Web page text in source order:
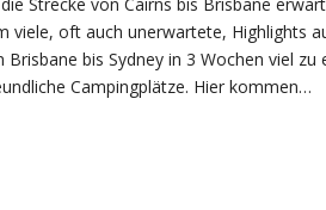
viele, oft auch unerwartete, Highlights
bis Sydney in 3 Wochen viel
Campingplätze. Hier kommen…